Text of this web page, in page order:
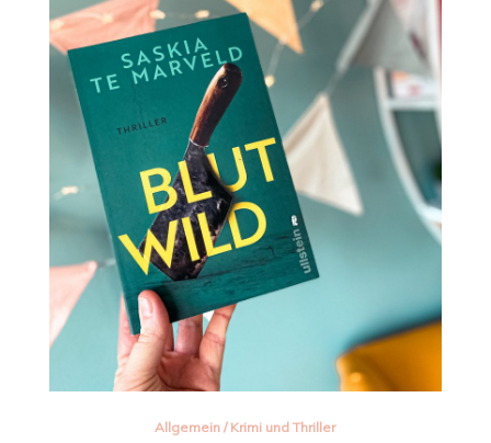
Allgemein / Krimi und Thriller